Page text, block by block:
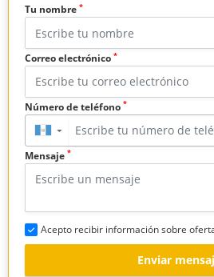
Tu nombre *
Correo electrónico *
Número de teléfono *
▼
Mensaje *
Acepto recibir información sobre
Enviar